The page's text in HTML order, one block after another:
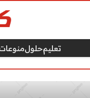
تعليمحلول